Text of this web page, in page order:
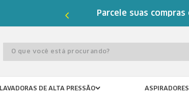
Parcele suas compras
LAVADORAS DE ALTA PRESSÃO ASPIRADORES